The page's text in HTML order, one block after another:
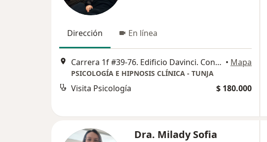
Dirección En línea
Carrera 1f #39-76. Edificio Davinci. Consultorio 710, Tunja • Mapa
PSICOLOGÍA E HIPNOSIS CLÍNICA - TUNJA
Visita Psicología $ 180.000
Dra. Milady Sofia